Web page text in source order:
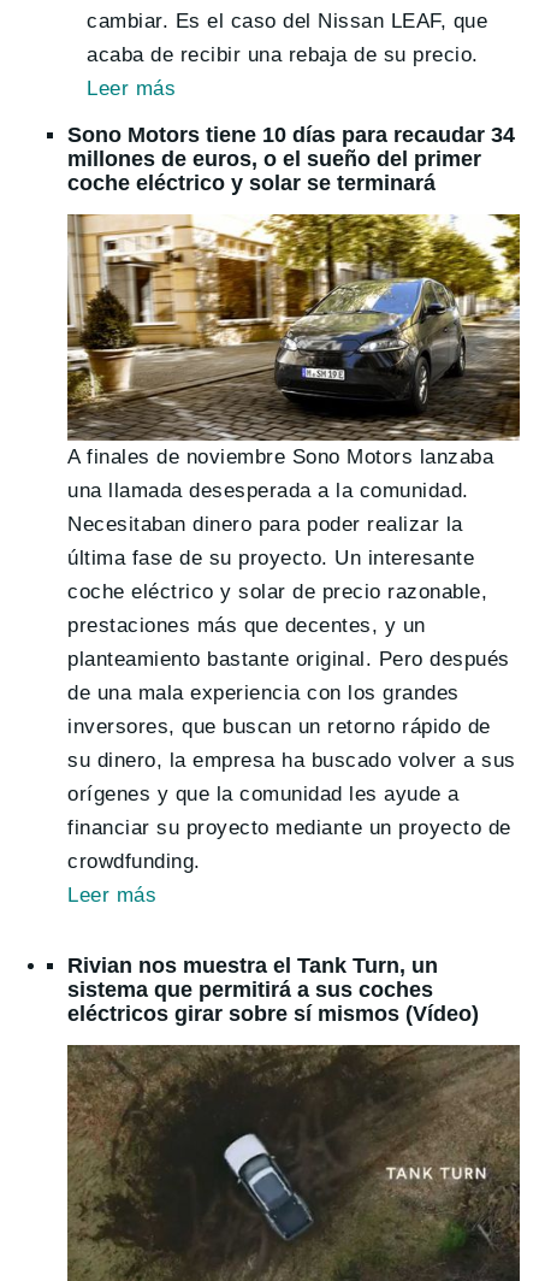
cambiar. Es el caso del Nissan LEAF, que
acaba de recibir una rebaja de su precio.
Leer más
Sono Motors tiene 10 días para recaudar 34
millones de euros, o el sueño del primer
coche eléctrico y solar se terminará
A finales de noviembre Sono Motors lanzaba
una llamada desesperada a la comunidad.
Necesitaban dinero para poder realizar la
última fase de su proyecto. Un interesante
coche eléctrico y solar de precio razonable,
prestaciones más que decentes, y un
planteamiento bastante original. Pero después
de una mala experiencia con los grandes
inversores, que buscan un retorno rápido de
su dinero, la empresa ha buscado volver a sus
orígenes y que la comunidad les ayude a
financiar su proyecto mediante un proyecto de
crowdfunding.
Leer más
Rivian nos muestra el Tank Turn, un
sistema que permitirá a sus coches
eléctricos girar sobre sí mismos (Vídeo)